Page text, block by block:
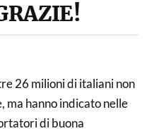
26 milioni di italiani non
ma hanno indicato nelle
di buona